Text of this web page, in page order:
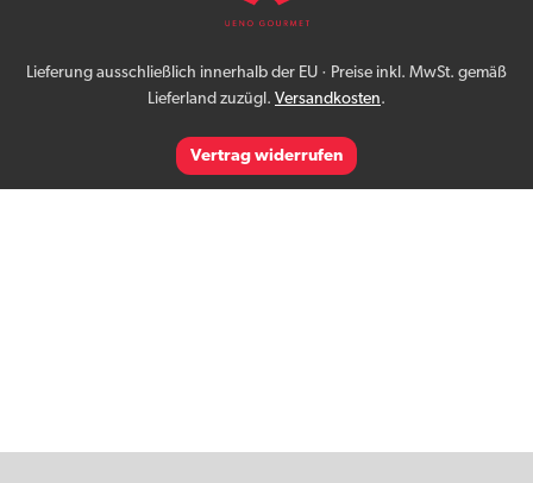
Lieferung ausschließlich innerhalb der EU · Preise inkl. MwSt. gemäß
Lieferland zuzügl. Versandkosten.
Vertrag widerrufen